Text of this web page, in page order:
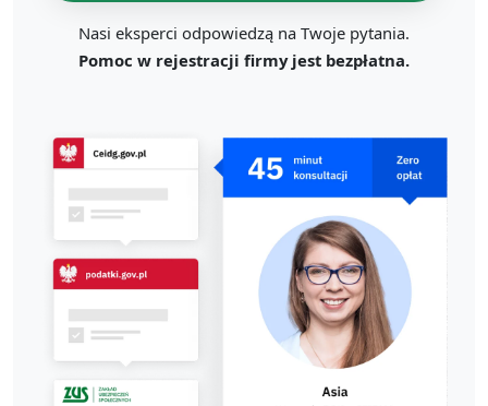
Nasi eksperci odpowiedzą na Twoje pytania.
Pomoc w rejestracji firmy jest bezpłatna.